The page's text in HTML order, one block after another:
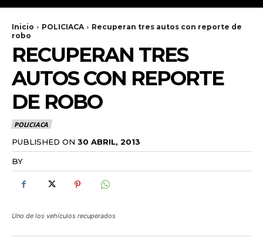
Inicio POLICIACA
Recuperan tres autos con reporte de
robo
RECUPERAN TRES
AUTOS CON REPORTE
DE ROBO
POLICIACA
PUBLISHED ON 30 ABRIL, 2013
BY
Uno de los vehículos recuperados